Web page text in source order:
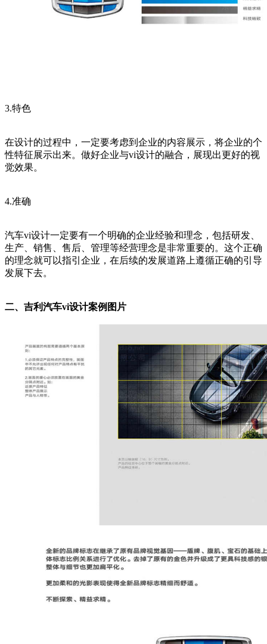
3.特色
在设计的过程中，一定要考虑到企业的内容展示，将企业的个
性特征展示出来。做好企业与vi设计的融合，展现出更好的视
觉效果。
4.准确
汽车vi设计一定要有一个明确的企业经验和理念，包括研发、
生产、销售、售后、管理等经营理念是非常重要的。这个正确
的理念就可以指引企业，在后续的发展道路上遵循正确的引导
发展下去。
二、吉利汽车vi设计案例图片